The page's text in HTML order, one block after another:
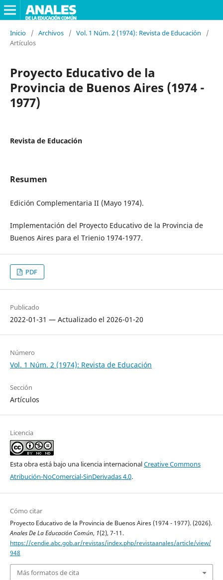
Inicio / Archivos / Vol. 1 Núm. 2 (1974): Revista de Educación
/
Artículos
Proyecto Educativo de la
Provincia de Buenos Aires (1974 -
1977)
Revista de Educación
Resumen
Edición Complementaria II (Mayo 1974).
Implementación del Proyecto Educativo de la Provincia de
Buenos Aires para el Trienio 1974-1977.
PDF
Publicado
2022-01-31 — Actualizado el 2026-01-20
Número
Vol. 1 Núm. 2 (1974): Revista de Educación
Sección
Artículos
Licencia
Esta obra está bajo una licencia internacionalCreative Commons
Atribución-NoComercial-SinDerivadas 4.0.
Cómo citar
Proyecto Educativo de la Provincia de Buenos Aires (1974 - 1977). (2026).
Anales De La Educación Común, 1(2), 7-11.
https://cendie.abc.gob.ar/revistas/index.php/revistaanales/article/view/
948
Más formatos de cita